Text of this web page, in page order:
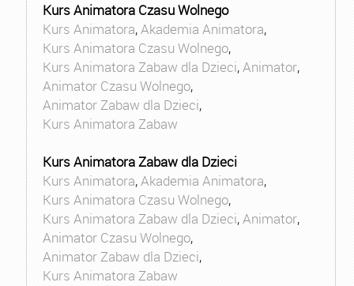
Kurs Animatora Czasu Wolnego
Kurs Animatora,Akademia Animatora,
Kurs Animatora Czasu Wolnego,
Kurs Animatora Zabaw dla Dzieci,Animator,
Animator Czasu Wolnego,
Animator Zabaw dla Dzieci,
Kurs Animatora Zabaw
Kurs Animatora Zabaw dla Dzieci
Kurs Animatora,Akademia Animatora,
Kurs Animatora Czasu Wolnego,
Kurs Animatora Zabaw dla Dzieci,Animator,
Animator Czasu Wolnego,
Animator Zabaw dla Dzieci,
Kurs Animatora Zabaw